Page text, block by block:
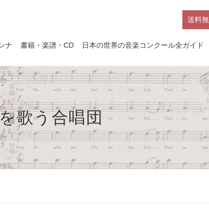
送料
ナ 書籍・楽譜・CD 日本の世界の音楽コンクール全ガイド
歌う合唱団